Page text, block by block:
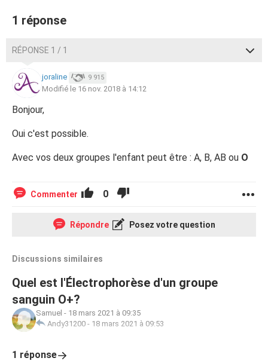
1 réponse
RÉPONSE 1 / 1
joraline 9 915
Modifié le 16 nov. 2018 à 14:12
Bonjour,
Oui c'est possible.
Avec vos deux groupes l'enfant peut être : A, B, AB ou O
Commenter 0
Répondre Posez votre question
Discussions similaires
Quel est l'Électrophorèse d'un groupe
sanguin O+?
Samuel - 18 mars 2021 à 09:35
Andy31200 - 18 mars 2021 à 09:53
1 réponse